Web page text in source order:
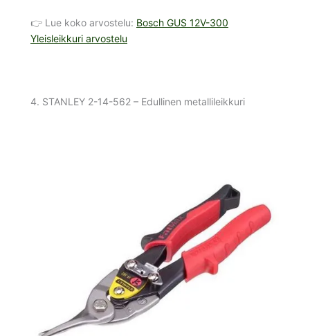
👉 Lue koko arvostelu: Bosch GUS 12V-300
Yleisleikkuri arvostelu
4. STANLEY 2-14-562 – Edullinen metallileikkuri